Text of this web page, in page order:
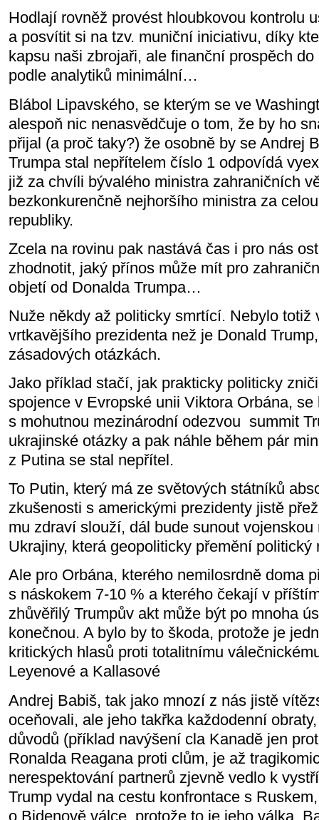
Hodlají rovněž provést hloubkovou kontrolu
a posvítit si na tzv. muniční iniciativu, díky
kapsu naši zbrojaři, ale finanční prospěch
podle analytiků minimální…
Blábol Lipavského, se kterým se ve
alespoň nic nenasvědčuje o tom, že by ho
přijal (a proč taky?) že osobně by se Andrej
Trumpa stal nepřítelem číslo 1 odpovídá
již za chvíli bývalého ministra zahraničních
bezkonkurenčně nejhoršího ministra za
republiky.
Zcela na rovinu pak nastává čas i pro nás
zhodnotit, jaký přínos může mít pro
objetí od Donalda Trumpa…
Nuže někdy až politicky smrtící. Nebylo totiž
vrtkavějšího prezidenta než je Donald
zásadových otázkách.
Jako příklad stačí, jak prakticky politicky
spojence v Evropské unii Viktora Orbána,
s mohutnou mezinárodní odezvou summit
ukrajinské otázky a pak náhle během pár
z Putina se stal nepřítel.
To Putin, který má ze světových státníků
zkušenosti s americkými prezidenty jistě
mu zdraví slouží, dál bude sunout
Ukrajiny, která geopoliticky přemění politický
Ale pro Orbána, kterého nemilosrdně doma
s náskokem 7-10 % a kterého čekají v
zhůvěřilý Trumpův akt může být po mnoha
konečnou. A bylo by to škoda, protože je
kritických hlasů proti totalitnímu
Leyenové a Kallasové
Andrej Babiš, tak jako mnozí z nás jistě
oceňovali, ale jeho takřka každodenní
důvodů (příklad navýšení cla Kanadě jen
Ronalda Reagana proti clům, je až
nerespektování partnerů zjevně vedlo k
Trump vydal na cestu konfrontace s
o Bidenově válce, protože to je jeho válka.